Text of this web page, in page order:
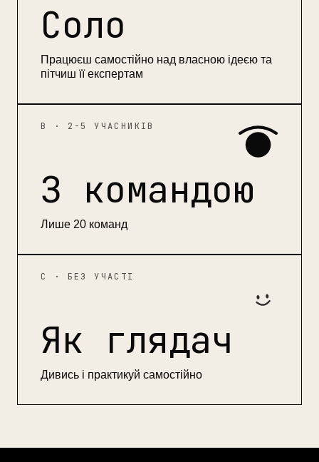
Соло
Працюєш самостійно над власною ідеєю та
пітчиш її експертам
B · 2-5 УЧАСНИКІВ
З командою
Лише 20 команд
C · БЕЗ УЧАСТІ
Як глядач
Дивись і практикуй самостійно